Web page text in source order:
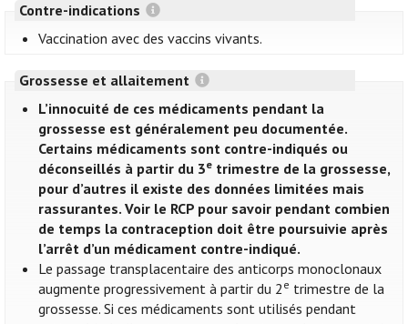
Contre-indications
Vaccination avec des vaccins vivants.
Grossesse et allaitement
L’innocuité de ces médicaments pendant la
grossesse est généralement peu documentée.
Certains médicaments sont contre-indiqués ou
déconseillés à partir du 3e trimestre de la grossesse,
pour d’autres il existe des données limitées mais
rassurantes. Voir le RCP pour savoir pendant combien
de temps la contraception doit être poursuivie après
l’arrêt d’un médicament contre-indiqué.
Le passage transplacentaire des anticorps monoclonaux
augmente progressivement à partir du 2 e trimestre de la
grossesse. Si ces médicaments sont utilisés pendant